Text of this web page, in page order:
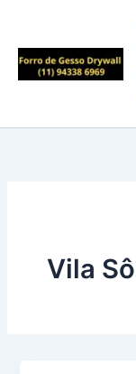
conteúdo
Vila